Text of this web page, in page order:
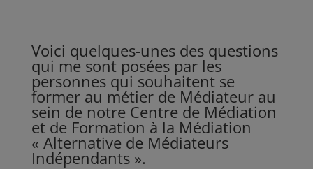
Voici quelques-unes des questions
qui me sont posées par les
personnes qui souhaitent se
former au métier de Médiateur au
sein de notre Centre de Médiation
et de Formation à la Médiation
« Alternative de Médiateurs
Indépendants ».